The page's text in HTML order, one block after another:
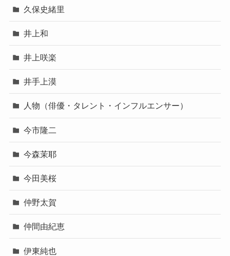
久保史緒里
井上和
井上咲楽
井手上漠
人物（俳優・タレント・インフルエンサー）
今市隆二
今森茉耶
今田美桜
仲野太賀
仲間由紀恵
伊東純也